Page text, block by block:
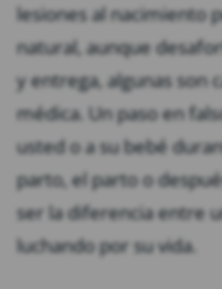
lesiones al nacimiento
natural, aunque
y entrega, algunas son
médica. Un paso en
usted o a su bebé
parto, el parto o
ser la diferencia entre
luchando por su vida.